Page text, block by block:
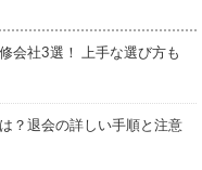
会社3選！ 上手な選び方も
？退会の詳しい手順と注意